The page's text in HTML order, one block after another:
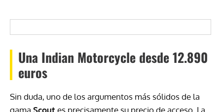
Una Indian Motorcycle desde 12.890
euros
Sin duda, uno de los argumentos más sólidos de la
gama Scout es precisamente su precio de acceso. La